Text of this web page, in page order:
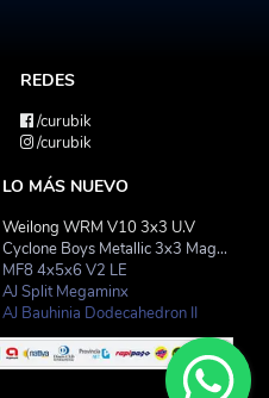
REDES
/curubik
/curubik
LO MÁS NUEVO
Weilong WRM V10 3x3 U.V
Cyclone Boys Metallic 3x3 Magnetico Macaron
MF8 4x5x6 V2 LE
AJ Split Megaminx
AJ Bauhinia Dodecahedron II